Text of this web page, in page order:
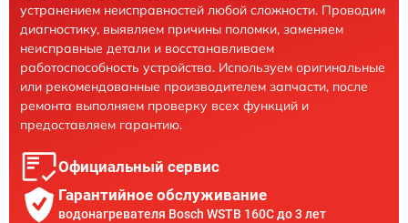
устранением неисправностей любой сложности. Проводим
диагностику, выявляем причины поломки, заменяем
неисправные детали и восстанавливаем
работоспособность устройства. Используем оригинальные
или рекомендованные производителем запчасти, после
ремонта выполняем проверку всех функций и
предоставляем гарантию.
Официальный сервис
Гарантийное обслуживание
водонагревателя Bosch WSTB 160C до 3 лет